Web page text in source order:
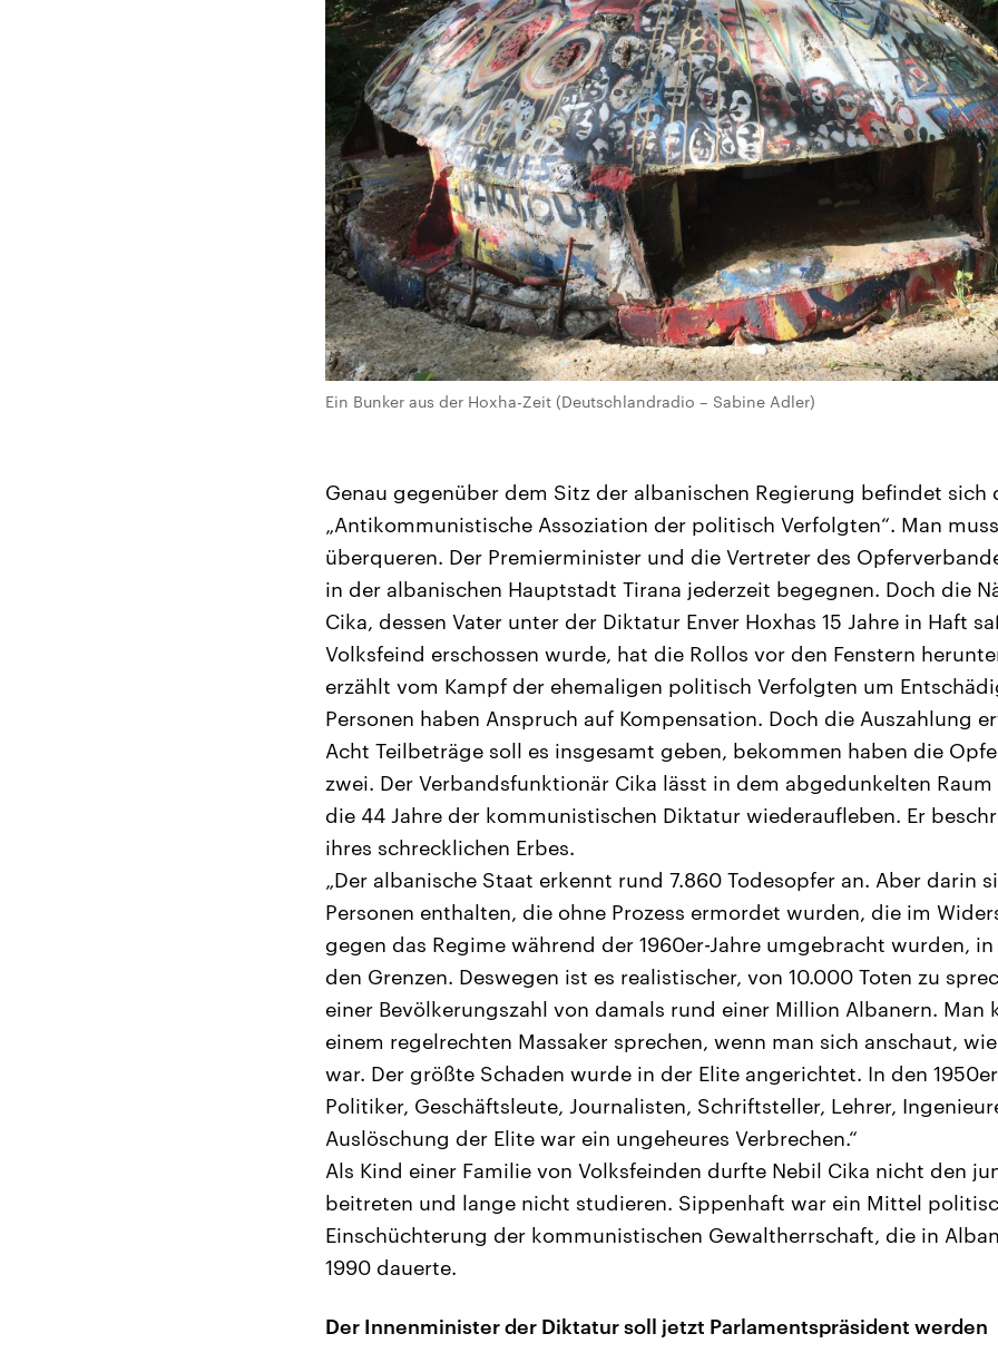
Ein Bunker aus der Hoxha-Zeit (Deutschlandradio – Sabine Adler)
Genau gegenüber dem Sitz der albanischen Regierung befindet sich
„Antikommunistische Assoziation der politisch Verfolgten“. Man
überqueren. Der Premierminister und die Vertreter des
in der albanischen Hauptstadt Tirana jederzeit begegnen. Doch die
Cika, dessen Vater unter der Diktatur Enver Hoxhas 15 Jahre in Haft
Volksfeind erschossen wurde, hat die Rollos vor den Fenstern
erzählt vom Kampf der ehemaligen politisch Verfolgten um
Personen haben Anspruch auf Kompensation. Doch die Auszahlung
Acht Teilbeträge soll es insgesamt geben, bekommen haben die
zwei. Der Verbandsfunktionär Cika lässt in dem abgedunkelten
die 44 Jahre der kommunistischen Diktatur wiederaufleben. Er
ihres schrecklichen Erbes.
„Der albanische Staat erkennt rund 7.860 Todesopfer an. Aber darin
Personen enthalten, die ohne Prozess ermordet wurden, die im
gegen das Regime während der 1960er-Jahre umgebracht wurden,
den Grenzen. Deswegen ist es realistischer, von 10.000 Toten zu
einer Bevölkerungszahl von damals rund einer Million Albanern. Man
einem regelrechten Massaker sprechen, wenn man sich anschaut,
war. Der größte Schaden wurde in der Elite angerichtet. In den
Politiker, Geschäftsleute, Journalisten, Schriftsteller, Lehrer,
Auslöschung der Elite war ein ungeheures Verbrechen.“
Als Kind einer Familie von Volksfeinden durfte Nebil Cika nicht den
beitreten und lange nicht studieren. Sippenhaft war ein Mittel
Einschüchterung der kommunistischen Gewaltherrschaft, die in
1990 dauerte.
Der Innenminister der Diktatur soll jetzt Parlamentspräsident werden